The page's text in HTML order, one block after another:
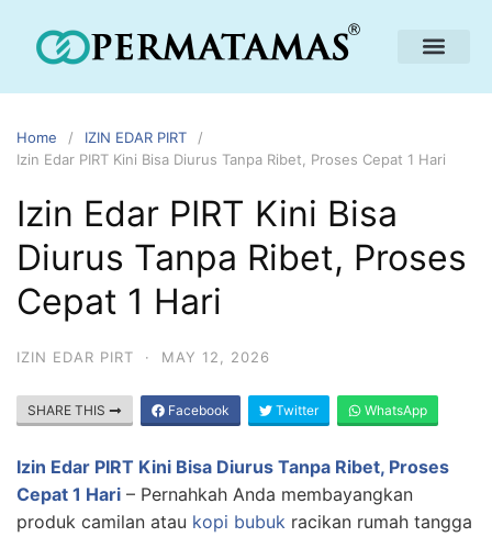
Home
IZIN EDAR PIRT
Izin Edar PIRT Kini Bisa Diurus Tanpa Ribet, Proses Cepat 1 Hari
Izin Edar PIRT Kini Bisa
Diurus Tanpa Ribet, Proses
Cepat 1 Hari
IZIN EDAR PIRT · MAY 12, 2026
SHARE THIS Facebook Twitter WhatsApp
Izin Edar PIRT Kini Bisa Diurus Tanpa Ribet, Proses
Cepat 1 Hari – Pernahkah Anda membayangkan
produk camilan atau kopi bubuk racikan rumah tangga